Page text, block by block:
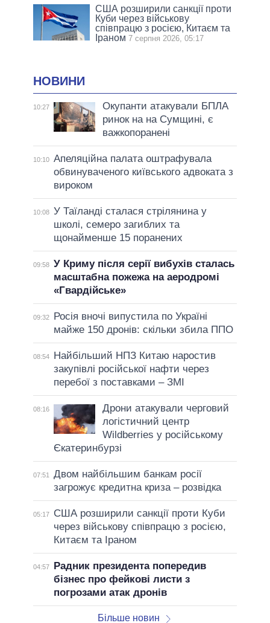
США розширили санкції проти
Куби через військову
співпрацю з росією, Китаєм та
Іраном 7 серпня 2026, 05:17
НОВИНИ
10:27
Окупанти атакували БПЛА
ринок на на Сумщині, є
важкопоранені
10:10 Апеляційна палата оштрафувала
обвинуваченого київського адвоката з
вироком
10:08 У Таїланді сталася стрілянина у
школі, семеро загиблих та
щонайменше 15 поранених
09:58 У Криму після серії вибухів сталась
масштабна пожежа на аеродромі
«Гвардійське»
09:32
Росія вночі випустила по Україні
майже 150 дронів: скільки збила ППО
08:54
Найбільший НПЗ Китаю наростив
закупівлі російської нафти через
перебої з поставками – ЗМІ
08:16
Дрони атакували черговий
логістичний центр
Wildberries у російському
Єкатеринбурзі
07:51
Двом найбільшим банкам росії
загрожує кредитна криза – розвідка
05:17
США розширили санкції проти Куби
через військову співпрацю з росією,
Китаєм та Іраном
04:57
Радник президента попередив
бізнес про фейкові листи з
погрозами атак дронів
Більше новин